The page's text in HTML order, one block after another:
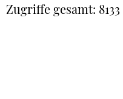
Zugriffe gesamt: 8133